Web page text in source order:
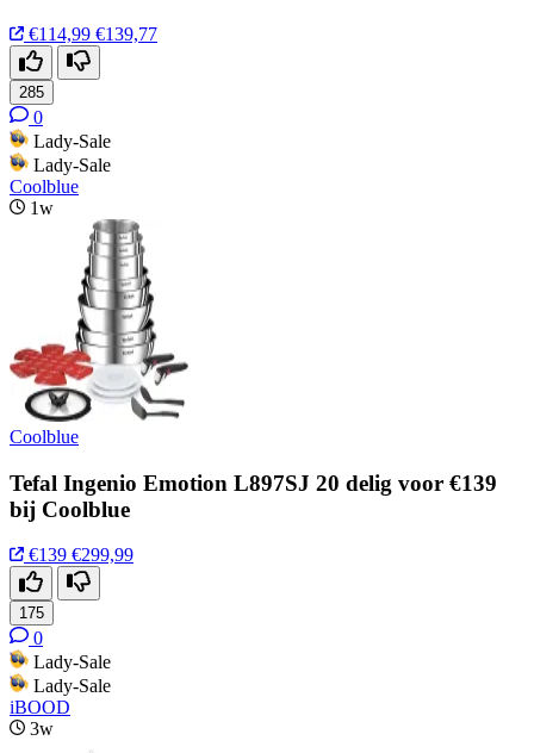
€114,99 €139,77
285
0
Lady-Sale
Lady-Sale
Coolblue
1w
Coolblue
Tefal Ingenio Emotion L897SJ 20 delig voor €139
bij Coolblue
€139 €299,99
175
0
Lady-Sale
Lady-Sale
iBOOD
3w